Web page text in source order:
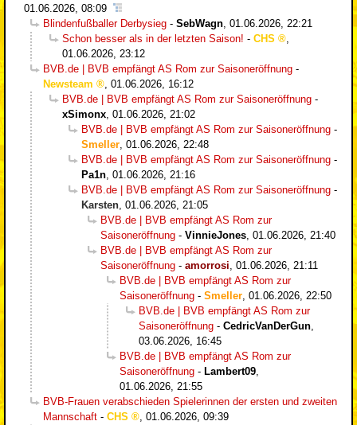
01.06.2026, 08:09
Blindenfußballer Derbysieg - SebWagn, 01.06.2026, 22:21
Schon besser als in der letzten Saison! - CHS
,
01.06.2026, 23:12
BVB.de | BVB empfängt AS Rom zur Saisoneröffnung -
Newsteam
, 01.06.2026, 16:12
BVB.de | BVB empfängt AS Rom zur Saisoneröffnung -
xSimonx, 01.06.2026, 21:02
BVB.de | BVB empfängt AS Rom zur Saisoneröffnung -
Smeller, 01.06.2026, 22:48
BVB.de | BVB empfängt AS Rom zur Saisoneröffnung -
Pa1n, 01.06.2026, 21:16
BVB.de | BVB empfängt AS Rom zur Saisoneröffnung -
Karsten, 01.06.2026, 21:05
BVB.de | BVB empfängt AS Rom zur
Saisoneröffnung - VinnieJones, 01.06.2026, 21:40
BVB.de | BVB empfängt AS Rom zur
Saisoneröffnung - amorrosi, 01.06.2026, 21:11
BVB.de | BVB empfängt AS Rom zur
Saisoneröffnung - Smeller, 01.06.2026, 22:50
BVB.de | BVB empfängt AS Rom zur
Saisoneröffnung - CedricVanDerGun,
03.06.2026, 16:45
BVB.de | BVB empfängt AS Rom zur
Saisoneröffnung - Lambert09,
01.06.2026, 21:55
BVB-Frauen verabschieden Spielerinnen der ersten und zweiten
Mannschaft - CHS , 01.06.2026, 09:39